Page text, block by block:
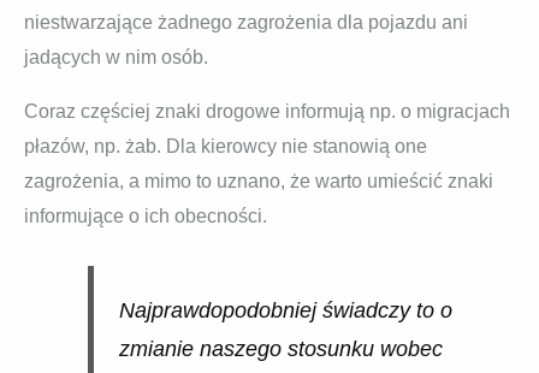
niestwarzające żadnego zagrożenia dla pojazdu ani
jadących w nim osób.
Coraz częściej znaki drogowe informują np. o migracjach
płazów, np. żab. Dla kierowcy nie stanowią one
zagrożenia, a mimo to uznano, że warto umieścić znaki
informujące o ich obecności.
Najprawdopodobniej świadczy to o
zmianie naszego stosunku wobec